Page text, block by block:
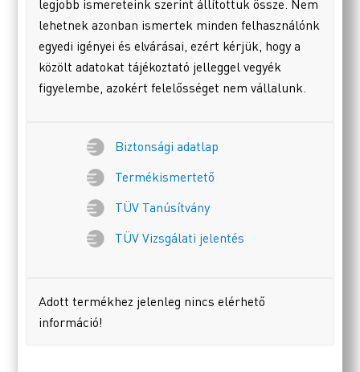
legjobb ismereteink szerint állítottuk össze. Nem
lehetnek azonban ismertek minden felhasználónk
egyedi igényei és elvárásai, ezért kérjük, hogy a
közölt adatokat tájékoztató jelleggel vegyék
figyelembe, azokért felelősséget nem vállalunk.
Biztonsági adatlap
Termékismertető
TÜV Tanúsítvány
TÜV Vizsgálati jelentés
Adott termékhez jelenleg nincs elérhető
információ!